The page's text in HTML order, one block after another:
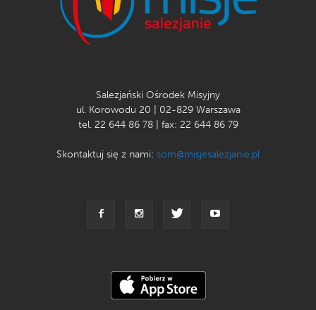
Salezjański Ośrodek Misyjny
ul. Korowodu 20 | 02-829 Warszawa
tel. 22 644 86 78 | fax: 22 644 86 79
Skontaktuj się z nami: som@misjesalezjanie.pl